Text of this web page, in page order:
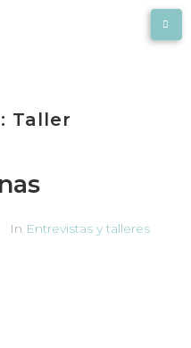
Taller
In Entrevistas y talleres